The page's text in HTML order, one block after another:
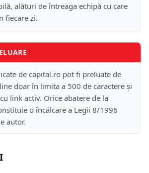
alături de întreaga echipă cu care
fiecare zi.
de capital.ro pot fi preluate de
doar în limita a 500 de caractere și
link activ. Orice abatere de la
o încălcare a Legii 8/1996
autor.